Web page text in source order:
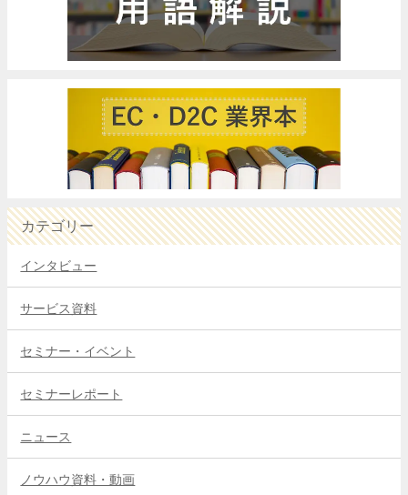
カテゴリー
インタビュー
サービス資料
セミナー・イベント
セミナーレポート
ニュース
ノウハウ資料・動画